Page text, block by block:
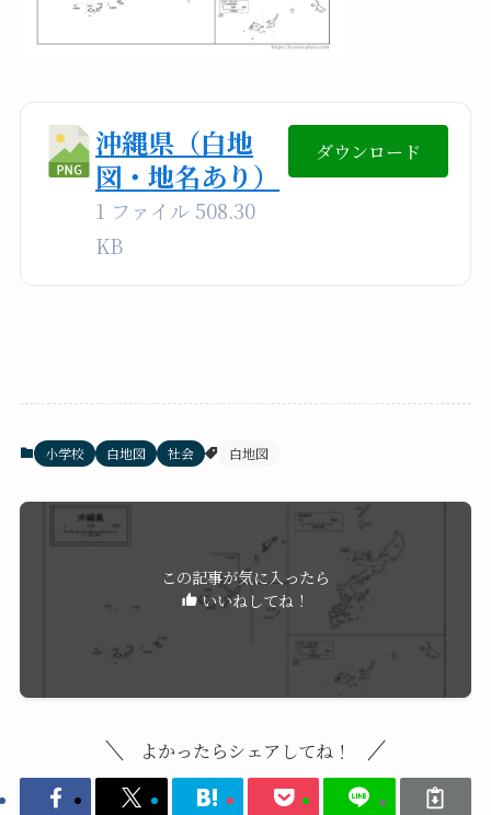
沖縄県（白地
図・地名あり）
1 ファイル 508.30
KB
ダウンロード
小学校 白地図 社会 白地図
この記事が気に入ったら
いいねしてね！
よかったらシェアしてね！